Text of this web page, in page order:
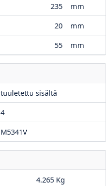
235
mm
20
mm
55 mm
tuuletettu sisältä
4
M5341V
4.265 Kg